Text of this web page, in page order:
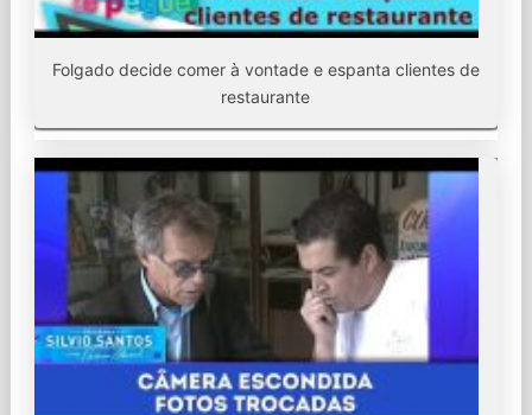
Folgado decide comer à vontade e espanta clientes de
restaurante